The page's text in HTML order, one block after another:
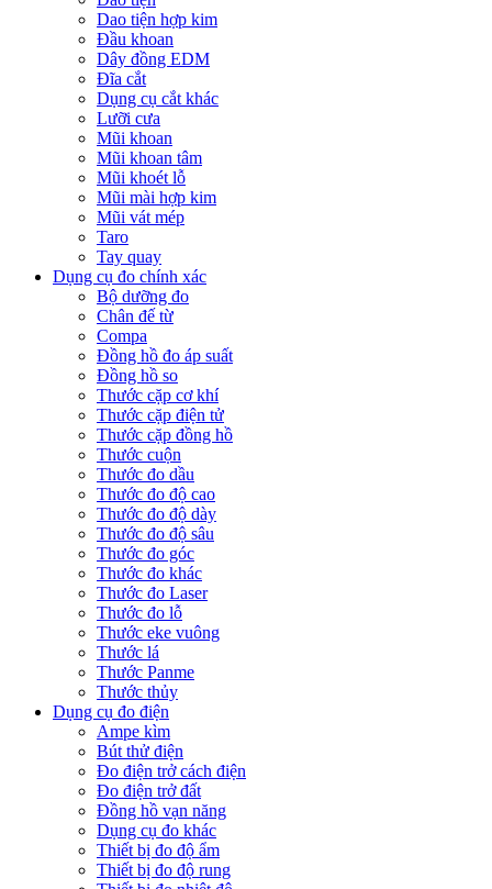
Dao tiện hợp kim
Đầu khoan
Dây đồng EDM
Đĩa cắt
Dụng cụ cắt khác
Lưỡi cưa
Mũi khoan
Mũi khoan tâm
Mũi khoét lỗ
Mũi mài hợp kim
Mũi vát mép
Taro
Tay quay
Dụng cụ đo chính xác
Bộ dưỡng đo
Chân đế từ
Compa
Đồng hồ đo áp suất
Đồng hồ so
Thước cặp cơ khí
Thước cặp điện tử
Thước cặp đồng hồ
Thước cuộn
Thước đo dầu
Thước đo độ cao
Thước đo độ dày
Thước đo độ sâu
Thước đo góc
Thước đo khác
Thước đo Laser
Thước đo lỗ
Thước eke vuông
Thước lá
Thước Panme
Thước thủy
Dụng cụ đo điện
Ampe kìm
Bút thử điện
Đo điện trở cách điện
Đo điện trở đất
Đồng hồ vạn năng
Dụng cụ đo khác
Thiết bị đo độ ẩm
Thiết bị đo độ rung